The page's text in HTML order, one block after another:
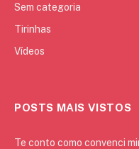
Sem categoria
Tirinhas
Vídeos
POSTS MAIS VISTOS
Te conto como convenci